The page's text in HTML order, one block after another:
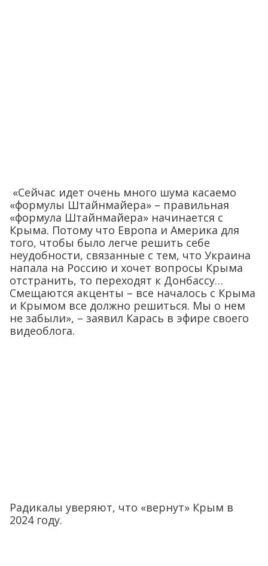
«Сейчас идет очень много шума касаемо
«формулы Штайнмайера» – правильная
«формула Штайнмайера» начинается с
Крыма. Потому что Европа и Америка для
того, чтобы было легче решить себе
неудобности, связанные с тем, что Украина
напала на Россию и хочет вопросы Крыма
отстранить, то переходят к Донбассу…
Смещаются акценты – все началось с Крыма
и Крымом все должно решиться. Мы о нем
не забыли», – заявил Карась в эфире своего
видеоблога.
Радикалы уверяют, что «вернут» Крым в
2024 году.